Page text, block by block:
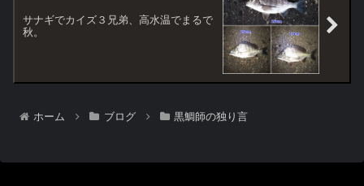
サナギでカイズ３兄弟、高水温でまるで
秋。
ホーム ブログ 黒鯛師の独り言